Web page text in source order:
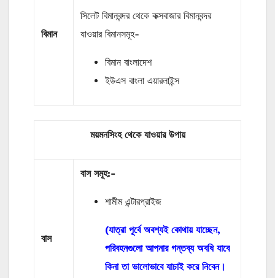
বিমান
সিলেট বিমানবন্দর থেকে কক্সবাজার বিমানবন্দর
যাওয়ার বিমানসমূহ-
বিমান বাংলাদেশ
ইউএস বাংলা এয়ারলাইন্স
ময়মনসিংহ থেকে যাওয়ার উপায়
বাস
বাস সমূহ:-
শামীম এন্টারপ্রাইজ
(যাত্রা পূর্বে অবশ্যই কোথায় যাচ্ছেন,
পরিবহনগুলো আপনার গন্তব্য অবধি যাবে
কিনা তা ভালোভাবে যাচাই করে নিবেন।